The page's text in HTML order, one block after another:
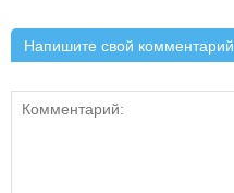
Напишите свой комментарий